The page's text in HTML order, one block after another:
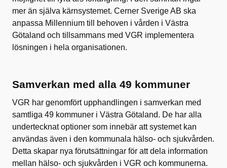
mer än själva kärnsystemet. Cerner Sverige AB ska
anpassa Millennium till behoven i vården i Västra
Götaland och tillsammans med VGR implementera
lösningen i hela organisationen.
Samverkan med alla 49 kommuner
VGR har genomfört upphandlingen i samverkan med
samtliga 49 kommuner i Västra Götaland. De har alla
undertecknat optioner som innebär att systemet kan
användas även i den kommunala hälso- och sjukvården.
Detta skapar nya förutsättningar för att dela information
mellan hälso- och sjukvården i VGR och kommunerna.